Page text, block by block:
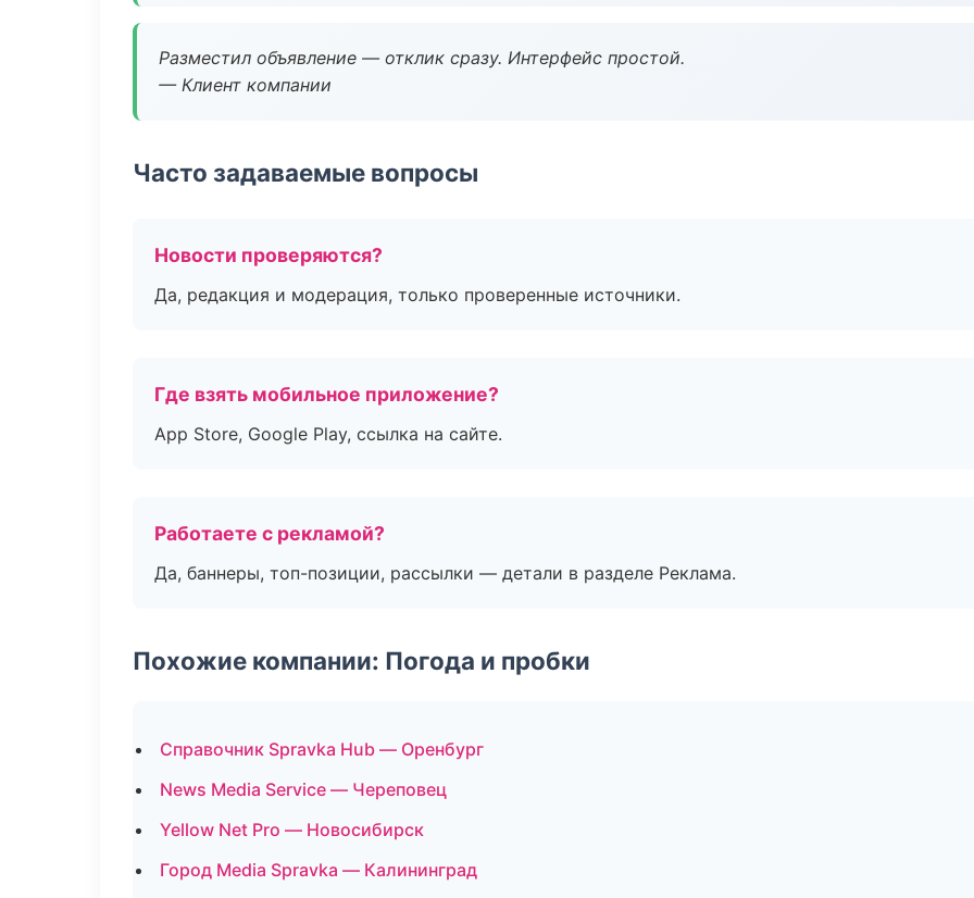
Разместил объявление — отклик сразу. Интерфейс простой.
— Клиент компании
Часто задаваемые вопросы
Новости проверяются?
Да, редакция и модерация, только проверенные источники.
Где взять мобильное приложение?
App Store, Google Play, ссылка на сайте.
Работаете с рекламой?
Да, баннеры, топ-позиции, рассылки — детали в разделе Реклама.
Похожие компании: Погода и пробки
Справочник Spravka Hub — Оренбург
News Media Service — Череповец
Yellow Net Pro — Новосибирск
Город Media Spravka — Калининград